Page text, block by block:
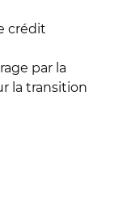
crédit
par la
la transition